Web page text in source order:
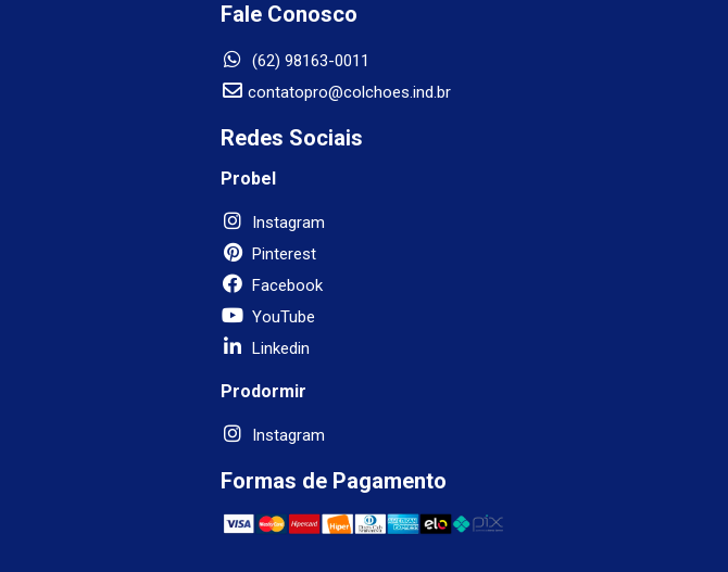
Fale Conosco
(62) 98163-0011
contatopro@colchoes.ind.br
Redes Sociais
Probel
Instagram
Pinterest
Facebook
YouTube
Linkedin
Prodormir
Instagram
Formas de Pagamento